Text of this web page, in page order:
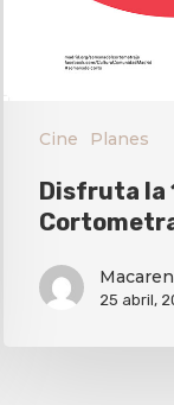
Cine Planes
Disfruta la
25 abril,